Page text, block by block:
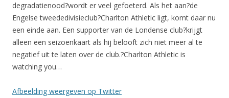
degradatienood?wordt er veel gefoeterd. Als het aan?de
Engelse tweededivisieclub?Charlton Athletic ligt, komt daar nu
een einde aan. Een supporter van de Londense club?krijgt
alleen een seizoenkaart als hij belooft zich niet meer al te
negatief uit te laten over de club.?Charlton Athletic is
watching you…
Afbeelding weergeven op Twitter